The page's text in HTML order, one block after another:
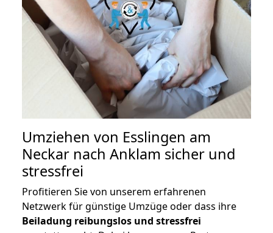
Umziehen von Esslingen am
Neckar nach Anklam sicher und
stressfrei
Profitieren Sie von unserem erfahrenen
Netzwerk für günstige Umzüge oder dass ihre
Beiladung reibungslos und stressfrei